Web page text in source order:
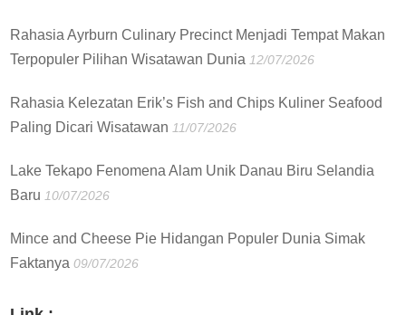
Rahasia Ayrburn Culinary Precinct Menjadi Tempat Makan
Terpopuler Pilihan Wisatawan Dunia 12/07/2026
Rahasia Kelezatan Erik’s Fish and Chips Kuliner Seafood
Paling Dicari Wisatawan 11/07/2026
Lake Tekapo Fenomena Alam Unik Danau Biru Selandia
Baru 10/07/2026
Mince and Cheese Pie Hidangan Populer Dunia Simak
Faktanya 09/07/2026